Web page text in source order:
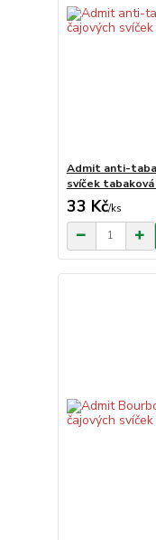
Admit anti-
svíček tabaková
33 Kč/ks